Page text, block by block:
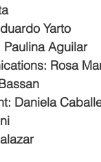
Yarto
Paulina Aguilar
Rosa
Daniela